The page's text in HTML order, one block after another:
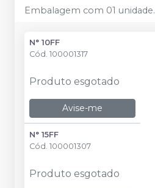
Embalagem com 01 unidade.
N° 10FF
Cód. 100001317
Produto esgotado
Avise-me
N° 15FF
Cód. 100001307
Produto esgotado